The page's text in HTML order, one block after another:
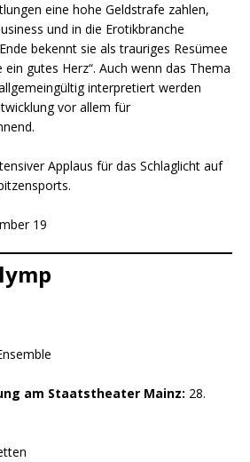
eine hohe Geldstrafe zahlen,
und in die Erotikbranche
bekennt sie als trauriges Resümee
ein gutes Herz“. Auch wenn das Thema
interpretiert werden
vor allem für
Applaus für das Schlaglicht auf
19
am Staatstheater Mainz: 28.